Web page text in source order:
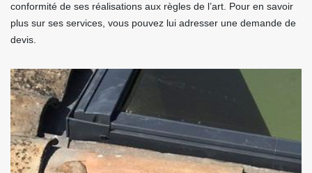
conformité de ses réalisations aux règles de l’art. Pour en savoir
plus sur ses services, vous pouvez lui adresser une demande de
devis.